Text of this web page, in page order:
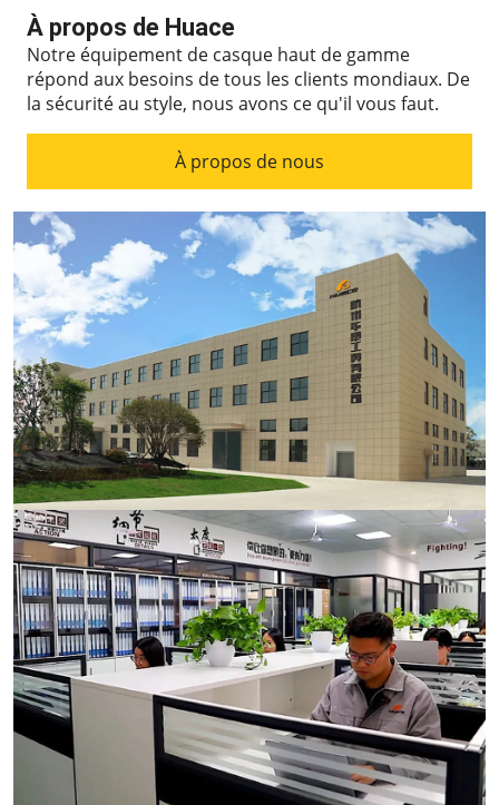
À propos de Huace
Notre équipement de casque haut de gamme
répond aux besoins de tous les clients mondiaux. De
la sécurité au style, nous avons ce qu'il vous faut.
À propos de nous